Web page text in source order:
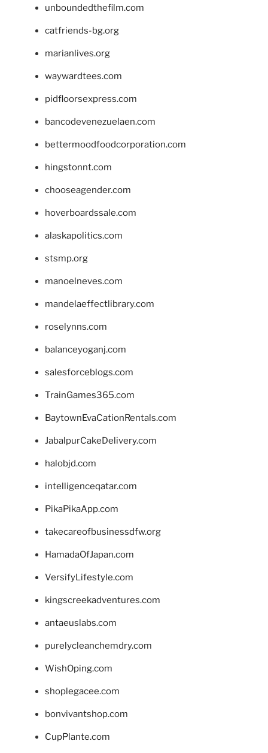
unboundedthefilm.com
catfriends-bg.org
marianlives.org
waywardtees.com
pidfloorsexpress.com
bancodevenezuelaen.com
bettermoodfoodcorporation.com
hingstonnt.com
chooseagender.com
hoverboardssale.com
alaskapolitics.com
stsmp.org
manoelneves.com
mandelaeffectlibrary.com
roselynns.com
balanceyoganj.com
salesforceblogs.com
TrainGames365.com
BaytownEvaCationRentals.com
JabalpurCakeDelivery.com
halobjd.com
intelligenceqatar.com
PikaPikaApp.com
takecareofbusinessdfw.org
HamadaOfJapan.com
VersifyLifestyle.com
kingscreekadventures.com
antaeuslabs.com
purelycleanchemdry.com
WishOping.com
shoplegacee.com
bonvivantshop.com
CupPlante.com